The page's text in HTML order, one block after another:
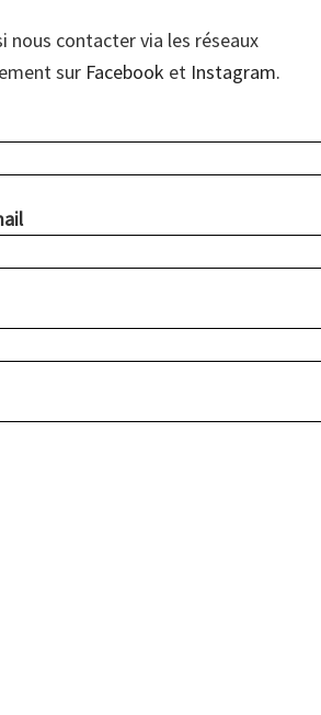
nous contacter via les réseaux
sur Facebook et Instagram.